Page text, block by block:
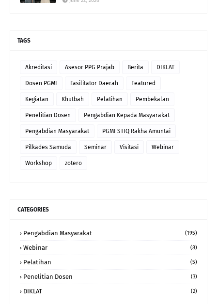
TAGS
Akreditasi Asesor PPG Prajab Berita DIKLAT
Dosen PGMI Fasilitator Daerah Featured
Kegiatan Khutbah Pelatihan Pembekalan
Penelitian Dosen Pengabdian Kepada Masyarakat
Pengabdian Masyarakat PGMI STIQ Rakha Amuntai
Pilkades Samuda Seminar Visitasi Webinar
Workshop zotero
CATEGORIES
Pengabdian Masyarakat (195)
Webinar (8)
Pelatihan (5)
Penelitian Dosen (3)
DIKLAT (2)